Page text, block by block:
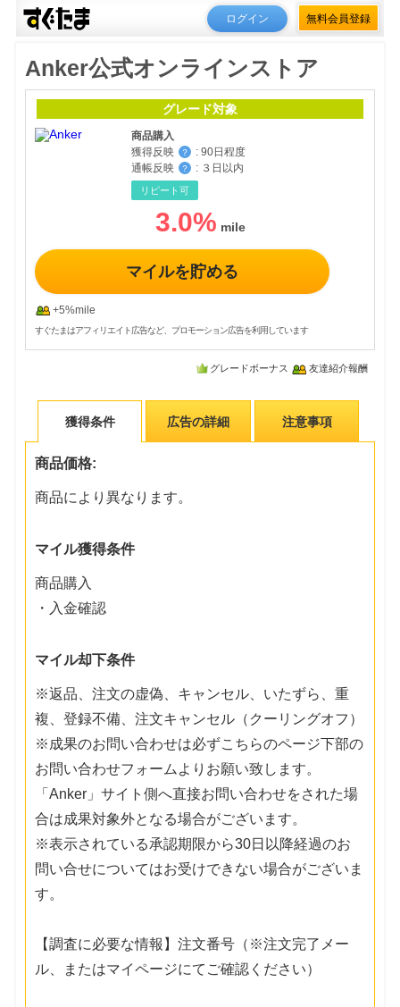
ログイン 無料会員登録
Anker公式オンラインストア
グレード対象
商品購入
獲得反映
？ : 90日程度
通帳反映
？ : ３日以内
リピート可
3.0%
マイルを貯める
+5%mile
すぐたまはアフィリエイト広告など、プロモーション広告を利用しています
グレードボーナス 友達紹介報酬
獲得条件 広告の詳細 注意事項
商品価格:
商品により異なります。
マイル獲得条件
商品購入
・入金確認
マイル却下条件
※返品、注文の虚偽、キャンセル、いたずら、重
複、登録不備、注文キャンセル（クーリングオフ）
※成果のお問い合わせは必ずこちらのページ下部の
お問い合わせフォームよりお願い致します。
「Anker」サイト側へ直接お問い合わせをされた場
合は成果対象外となる場合がございます。
※表示されている承認期限から30日以降経過のお
問い合せについてはお受けできない場合がございま
す。
【調査に必要な情報】注文番号（※注文完了メー
ル、またはマイページにてご確認ください）